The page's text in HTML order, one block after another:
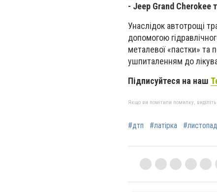
- Jeep Grand Cherokee
Унаслідок автотрощі
допомогою
металевої «пастки»
ушпиталенням до
Підписуйтеся на наш
Якщо ви помітили помилку, виділіть
#дтп #латірка #листопад